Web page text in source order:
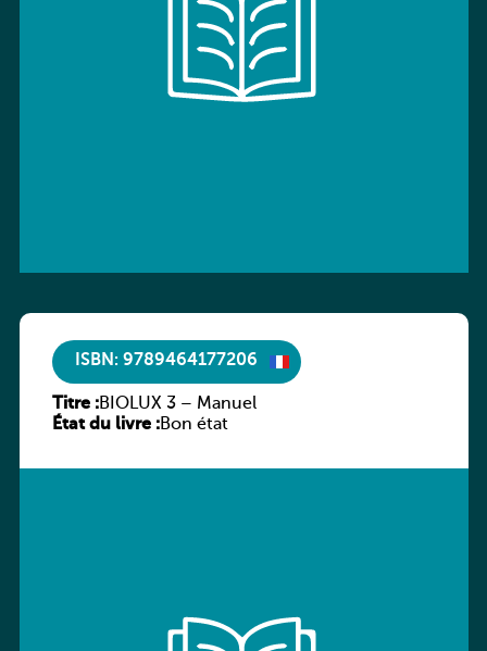
ISBN: 9789464177206
Titre :BIOLUX 3 – Manuel
État du livre :Bon état